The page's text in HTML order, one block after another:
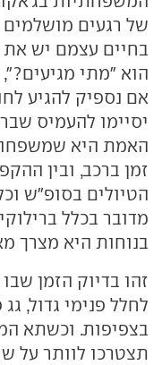
של רגעים
בחיים עצמם יש
הוא "מתי
אם נספיק להגיע
יסיימו להעמיס
האמת היא
זמן ברכב, ובין
הטיולים בסופ"ש
מדובר בכלל
בנוחות היא מצרך
זהו בדיוק הזמן
לחלל פנימי גדול,
בצפיפות. וכשתא
תצטרכו לוותר על